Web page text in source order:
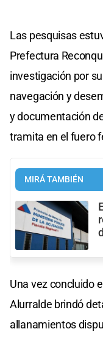
Las pesquisas
Prefectura
investigación por
navegación y
y documentación
tramita en el fuero
MIRÁ TAMBIÉN
Una vez concluido
Alurralde brindó
allanamientos